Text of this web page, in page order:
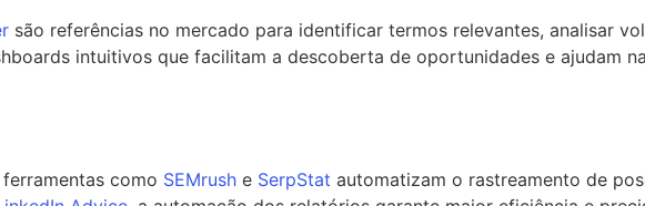
são referências no mercado para identificar termos relevantes, analisar
intuitivos que facilitam a descoberta de oportunidades e ajudam
como SEMrush e SerpStat automatizam o rastreamento de